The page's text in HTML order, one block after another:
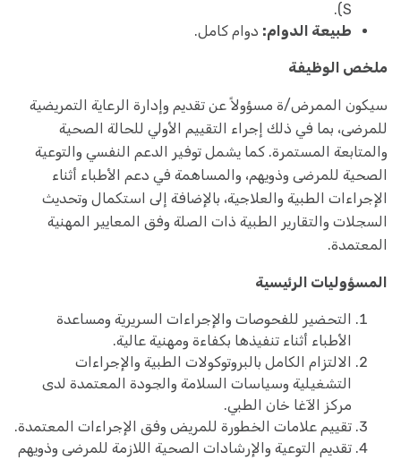
S).
طبيعة الدوام: دوام كامل.
ملخص الوظيفة
سيكون الممرض/ة مسؤولاً عن تقديم وإدارة الرعاية التمريضية
للمرضى، بما في ذلك إجراء التقييم الأولي للحالة الصحية
والمتابعة المستمرة. كما يشمل توفير الدعم النفسي والتوعية
الصحية للمرضى وذويهم، والمساهمة في دعم الأطباء أثناء
الإجراءات الطبية والعلاجية، بالإضافة إلى استكمال وتحديث
السجلات والتقارير الطبية ذات الصلة وفق المعايير المهنية
المعتمدة.
المسؤوليات الرئيسية
التحضير للفحوصات والإجراءات السريرية ومساعدة
الأطباء أثناء تنفيذها بكفاءة ومهنية عالية.
الالتزام الكامل بالبروتوكولات الطبية والإجراءات
التشغيلية وسياسات السلامة والجودة المعتمدة لدى
مركز الآغا خان الطبي.
تقييم علامات الخطورة للمريض وفق الإجراءات المعتمدة.
تقديم التوعية والإرشادات الصحية اللازمة للمرضى وذويهم